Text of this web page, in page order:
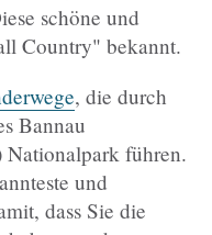
schöne und
Country" bekannt.
, die durch
Bannau
führen.
und
dass Sie die